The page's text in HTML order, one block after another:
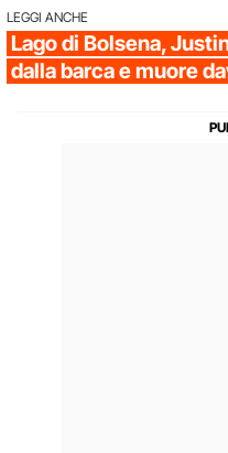
LEGGI ANCHE
Lago di Bolsena,
dalla barca e muore